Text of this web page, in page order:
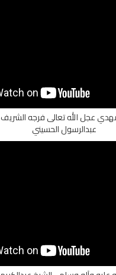
عجل الله تعالى فرجه
عبدالرسول الحسيني